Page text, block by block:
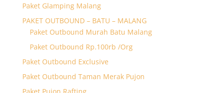
Paket Glamping Malang
PAKET OUTBOUND – BATU – MALANG
Paket Outbound Murah Batu Malang
Paket Outbound Rp.100rb /Org
Paket Outbound Exclusive
Paket Outbound Taman Merak Pujon